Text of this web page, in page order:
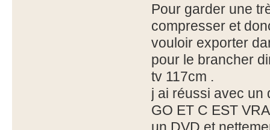
Pour garder une
compresser et
vouloir exporter
pour le brancher
tv 117cm .
j ai réussi avec un
GO ET C EST